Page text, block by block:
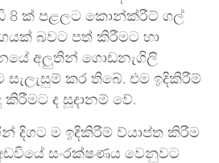
8 ක් පළලට කොන්ක්රීට් ගල්
බවට පත් කිරීමට හා
අලුතින් ගොඩනැගිලි
කර තිබේ. එම ඉදිකිරීම්
ද සූදානම් වේ.
දිගට ම ඉදිකිරීම් ව්යාප්ත කිරීම
සංරක්ෂණය වෙනුවට